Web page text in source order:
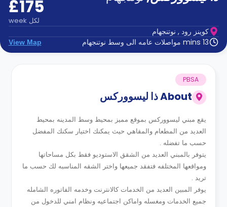
الدعم
الهاتف
اتصل
بنا
كيف
الأسئلة
الشائعة
£175
لكل week
كوينز رود , نوتنجهام
13 mins مواصلات عامه الى وسط نوتنجهام
View Map
Aboutذا ليسووركس
PBSA
يقع مبني ليسووركس بموقع مميز بمحيط وسط المدينه بمحيط
العديد من المطعام والمقاهي حيث يمكنك اختيار سكنك المفضل
حسب ما تفضله .
يتوفر بالمبني العديد من الشقق الاستوديو فقط بكل مساحاتها
ومواقعها المختلفه فتفقد جميعها واختر الشقه المناسبه لك حسب ما
تريد .
يوفر المبين العديد من الخدمات كالانترنت وخدمه الفاتوره الشامله
جميع الخدمات ومغسله واماكن اجتماعيه ونظام امني للدخول من